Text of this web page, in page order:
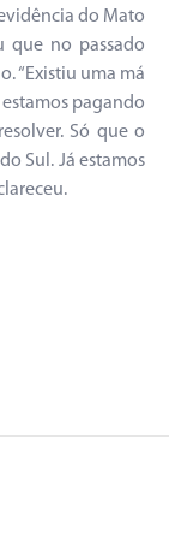
do Mato
que no passado
“Existiu uma má
pagando
Só que o
Sul. Já estamos